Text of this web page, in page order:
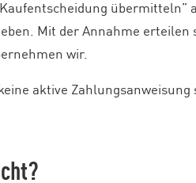
übermitteln”
Mit der Annahme erteilen
wir.
aktive